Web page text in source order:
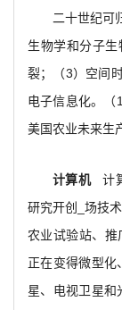
二十世纪可
生物学和分子
裂；（3）空间
电子信息化。（
美国农业未来生
计算机
计
研究开创_场技
农业试验站、推
正在变得微型化
星、电视卫星和